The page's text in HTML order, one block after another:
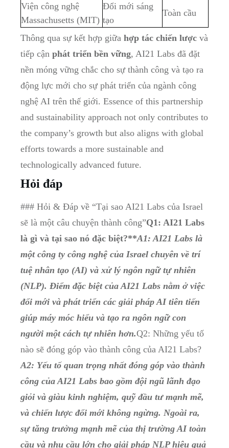
Viện công nghệ
Massachusetts (MIT)
Đổi mới sáng
tạo
Toàn cầu
Thông qua sự kết hợp giữa hợp tác chiến lược và
tiếp cận phát triển bền vững, AI21 Labs đã đặt
nền móng vững chắc cho sự thành công và tạo ra
động lực mới cho sự phát triển của ngành công
nghệ AI trên thế giới. Essence of this partnership
and sustainability approach not only contributes to
the company’s growth but also aligns with global
efforts towards a more sustainable and
technologically advanced future.
Hỏi đáp
### Hỏi & Đáp về “Tại sao AI21 Labs của Israel
sẽ là một câu chuyện thành công”Q1: AI21 Labs
là gì và tại sao nó đặc biệt?**A1: AI21 Labs là
một công ty công nghệ của Israel chuyên về trí
tuệ nhân tạo (AI) và xử lý ngôn ngữ tự nhiên
(NLP). Điểm đặc biệt của AI21 Labs nằm ở việc
đổi mới và phát triển các giải pháp AI tiên tiến
giúp máy móc hiểu và tạo ra ngôn ngữ con
người một cách tự nhiên hơn.Q2: Những yếu tố
nào sẽ đóng góp vào thành công của AI21 Labs?
A2: Yếu tố quan trọng nhất đóng góp vào thành
công của AI21 Labs bao gồm đội ngũ lãnh đạo
giỏi và giàu kinh nghiệm, quỹ đầu tư mạnh mẽ,
và chiến lược đổi mới không ngừng. Ngoài ra,
sự tăng trưởng mạnh mẽ của thị trường AI toàn
cầu và nhu cầu lớn cho giải pháp NLP hiệu quả